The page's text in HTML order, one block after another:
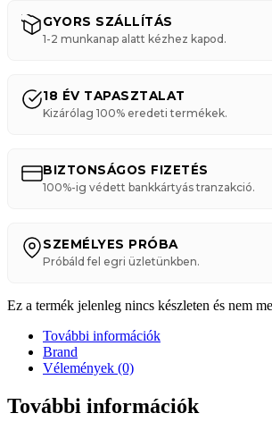
GYORS SZÁLLÍTÁS
1-2 munkanap alatt kézhez kapod.
18 ÉV TAPASZTALAT
Kizárólag 100% eredeti termékek.
BIZTONSÁGOS FIZETÉS
100%-ig védett bankkártyás tranzakció.
SZEMÉLYES PRÓBA
Próbáld fel egri üzletünkben.
Ez a termék jelenleg nincs készleten és nem
További információk
Brand
Vélemények (0)
További információk